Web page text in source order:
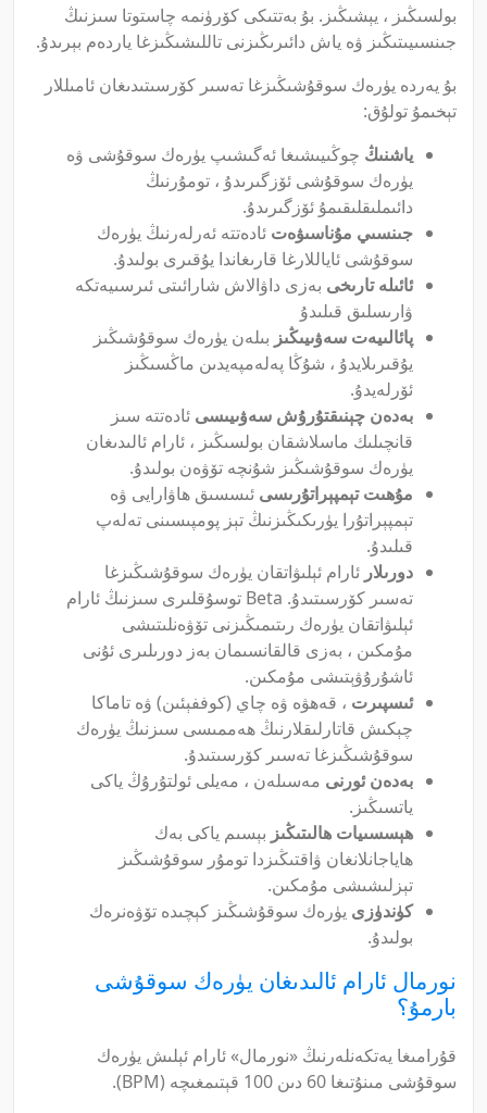
بولسىڭىز ، يېشىڭىز. بۇ بەتتىكى كۆرۈنمە چاستوتا سىزنىڭ
جىنسىيىتىڭىز ۋە ياش دائىرىڭىزنى تاللىشىڭىزغا ياردەم بېرىدۇ.
بۇ يەردە يۈرەك سوقۇشىڭىزغا تەسىر كۆرسىتىدىغان ئامىللار
تېخىمۇ تولۇق:
ياشنىڭ چوڭىيىشىغا ئەگىشىپ يۈرەك سوقۇشى ۋە
يۈرەك سوقۇشى ئۆزگىرىدۇ ، تومۇرنىڭ
دائىملىقلىقىمۇ ئۆزگىرىدۇ.
جىنسىي مۇناسىۋەت ئادەتتە ئەرلەرنىڭ يۈرەك
سوقۇشى ئاياللارغا قارىغاندا يۇقىرى بولىدۇ.
ئائىلە تارىخى بەزى داۋالاش شارائىتى ئىرسىيەتكە
ۋارىسلىق قىلىدۇ
پائالىيەت سەۋىيىڭىز بىلەن يۈرەك سوقۇشىڭىز
يۇقىرىلايدۇ ، شۇڭا پەلەمپەيدىن ماڭسىڭىز
ئۆرلەيدۇ.
بەدەن چېنىقتۇرۇش سەۋىيىسى ئادەتتە سىز
قانچىلىك ماسلاشقان بولسىڭىز ، ئارام ئالىدىغان
يۈرەك سوقۇشىڭىز شۇنچە تۆۋەن بولىدۇ.
مۇھىت تېمپېراتۇرىسى ئىسسىق ھاۋارايى ۋە
تېمپېراتۇرا يۈرىكىڭىزنىڭ تېز پومپىسىنى تەلەپ
قىلىدۇ.
دورىلار ئارام ئېلىۋاتقان يۈرەك سوقۇشىڭىزغا
تەسىر كۆرسىتىدۇ. Beta توسۇقلىرى سىزنىڭ ئارام
ئېلىۋاتقان يۈرەك رىتىمىڭىزنى تۆۋەنلىتىشى
مۇمكىن ، بەزى قالقانسىمان بەز دورىلىرى ئۇنى
ئاشۇرۇۋېتىشى مۇمكىن.
ئىسپىرت ، قەھۋە ۋە چاي (كوففېئىن) ۋە تاماكا
چېكىش قاتارلىقلارنىڭ ھەممىسى سىزنىڭ يۈرەك
سوقۇشىڭىزغا تەسىر كۆرسىتىدۇ.
بەدەن ئورنى مەسىلەن ، مەيلى ئولتۇرۇڭ ياكى
ياتسىڭىز.
ھېسسىيات ھالىتىڭىز بېسىم ياكى بەك
ھاياجانلانغان ۋاقتىڭىزدا تومۇر سوقۇشىڭىز
تېزلىشىشى مۇمكىن.
كۈندۈزى يۈرەك سوقۇشىڭىز كېچىدە تۆۋەنرەك
بولىدۇ.
نورمال ئارام ئالىدىغان يۈرەك سوقۇشى
بارمۇ؟
قۇرامىغا يەتكەنلەرنىڭ «نورمال» ئارام ئېلىش يۈرەك
سوقۇشى مىنۇتىغا 60 دىن 100 قېتىمغىچە (BPM).